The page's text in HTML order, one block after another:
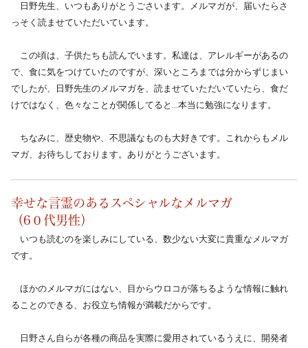
日野先生、いつもありがとうごさいます。メルマガが、届いたらさ
っそく読ませていただいています。
この頃は、子供たちも読んでいます。私達は、アレルギーがあるの
で、食に気をつけていたのですが、深いところまでは分からずじまい
でしたが、日野先生のメルマガを、読ませていただいていたら、食だ
けではなく、色々なことが関係してると…本当に勉強になります。
ちなみに、歴史物や、不思議なものも大好きです。これからもメル
マガ、お待ちしております。ありがとうございます。
幸せな言霊のあるスペシャルなメルマガ
（6０代男性）
いつも読むのを楽しみにしている、数少ない大変に貴重なメルマガ
です。
ほかのメルマガにはない、目からウロコが落ちるような情報に触れ
ることのできる、お役立ち情報が満載だからです。
日野さん自らが各種の商品を実際に愛用されているうえに、開発者